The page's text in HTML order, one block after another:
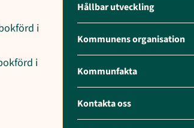
i
i
Hållbar utveckling
Kommunens organisation
Kommunfakta
Kontakta oss